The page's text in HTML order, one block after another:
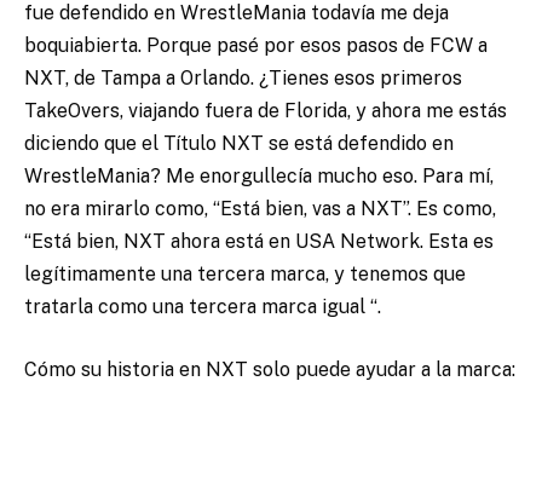
fue defendido en WrestleMania todavía me deja
boquiabierta. Porque pasé por esos pasos de FCW a
NXT, de Tampa a Orlando. ¿Tienes esos primeros
TakeOvers, viajando fuera de Florida, y ahora me estás
diciendo que el Título NXT se está defendido en
WrestleMania? Me enorgullecía mucho eso. Para mí,
no era mirarlo como, “Está bien, vas a NXT”. Es como,
“Está bien, NXT ahora está en USA Network. Esta es
legítimamente una tercera marca, y tenemos que
tratarla como una tercera marca igual “.
Cómo su historia en NXT solo puede ayudar a la marca: